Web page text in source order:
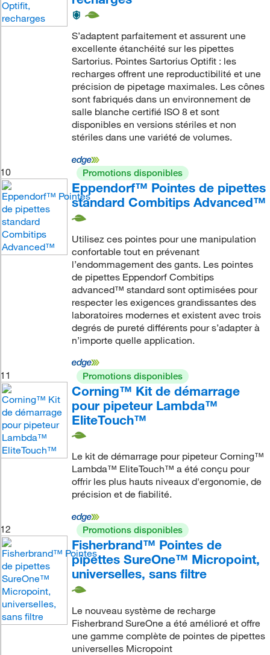
S’adaptent parfaitement et assurent une
excellente étanchéité sur les pipettes
Sartorius. Pointes Sartorius Optifit : les
recharges offrent une reproductibilité et une
précision de pipetage maximales. Les cônes
sont fabriqués dans un environnement de
salle blanche certifié ISO 8 et sont
disponibles en versions stériles et non
stériles dans une variété de volumes.
10 Promotions disponibles
Eppendorf™ Pointes de pipettes
standard Combitips Advanced™
Utilisez ces pointes pour une manipulation
confortable tout en prévenant
l’endommagement des gants. Les pointes
de pipettes Eppendorf Combitips
advanced™ standard sont optimisées pour
respecter les exigences grandissantes des
laboratoires modernes et existent avec trois
degrés de pureté différents pour s’adapter à
n’importe quelle application.
11 Promotions disponibles
Corning™ Kit de démarrage
pour pipeteur Lambda™
EliteTouch™
Le kit de démarrage pour pipeteur Corning™
Lambda™ EliteTouch™ a été conçu pour
offrir les plus hauts niveaux d'ergonomie, de
précision et de fiabilité.
12 Promotions disponibles
Fisherbrand™ Pointes de
pipettes SureOne™ Micropoint,
universelles, sans filtre
Le nouveau système de recharge
Fisherbrand SureOne a été amélioré et offre
une gamme complète de pointes de pipettes
universelles Micropoint